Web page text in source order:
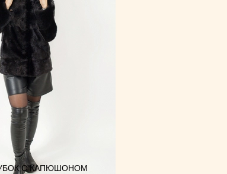
С КАПЮШОНОМ